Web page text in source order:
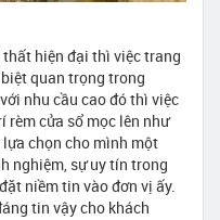
hiện đại thì việc trang
quan trọng trong
nhu cầu cao đó thì việc
rèm cửa sổ mọc lên như
chọn cho mình một
nghiệm, sự uy tín trong
niềm tin vào đơn vị ấy.
tin vậy cho khách